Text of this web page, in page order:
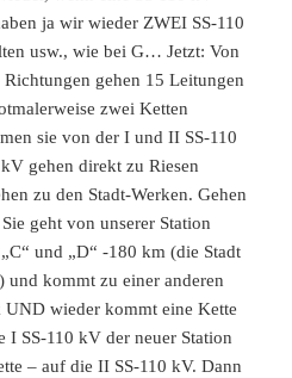
ja wir wieder ZWEI SS-110
usw., wie bei G… Jetzt: Von
gehen 15 Leitungen
zwei Ketten
sie von der I und II SS-110
gehen direkt zu Riesen
zu den Stadt-Werken. Gehen
geht von unserer Station
und „D“ -180 km (die Stadt
und kommt zu einer anderen
UND wieder kommt eine Kette
SS-110 kV der neuer Station
– auf die II SS-110 kV. Dann